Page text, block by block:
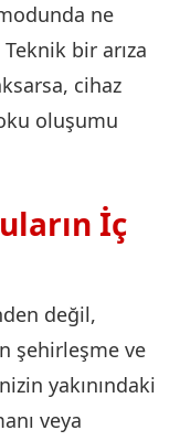
ne
bir arıza
cihaz
oluşumu
İç
değil,
şehirleşme ve
yakınındaki
veya